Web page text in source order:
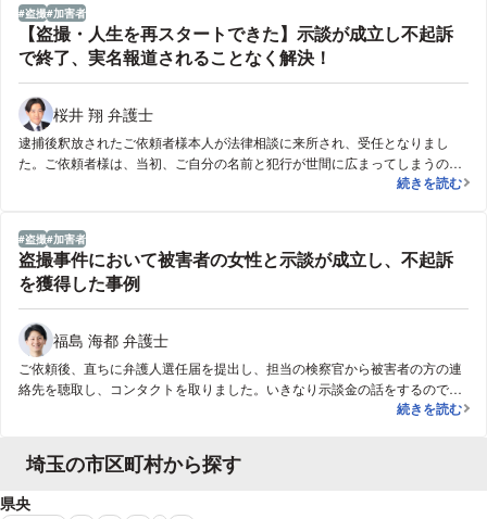
盗撮 加害者
【盗撮・人生を再スタートできた】示談が成立し不起訴
で終了、実名報道されることなく解決！
桜井 翔 弁護士
逮捕後釈放されたご依頼者様本人が法律相談に来所され、受任となりまし
た。ご依頼者様は、当初、ご自分の名前と犯行が世間に広まってしまうので
はないかと非常に悩んでおられましたが、弁護人を通じて被害者の方に謝罪
【盗撮・人生
続きを読む
盗撮 加害者
盗撮事件において被害者の女性と示談が成立し、不起訴
を獲得した事例
福島 海都 弁護士
ご依頼後、直ちに弁護人選任届を提出し、担当の検察官から被害者の方の連
絡先を聴取し、コンタクトを取りました。いきなり示談金の話をするのでは
なく、まずは誠心誠意謝罪の意を伝え、今後本人から決して近寄らないこと
ない様子でしたが、示談締結によって被害者の方にとっても一定のメリット
があることをお伝えし、粘り強く交渉を重ねた結果、30万円のお支払いによ
結し、被害届取下げ書を作成いただき、捜査機関に提出して検察官に対して
盗撮事件にお
続きを読む
埼玉の市区町村から探す
県央